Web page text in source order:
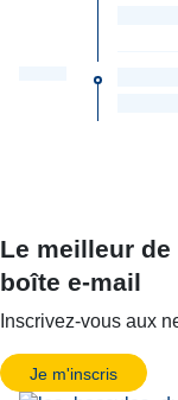
Le meilleur
boîte e-mail
Inscrivez-vous aux
Je m'inscris